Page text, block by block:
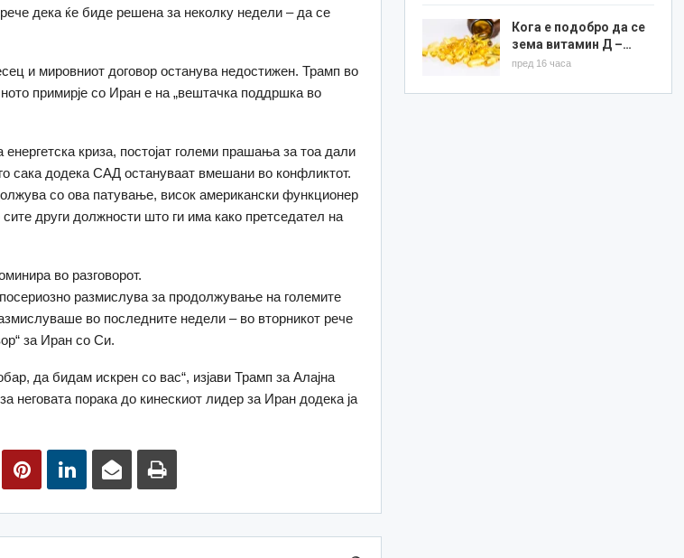
рече дека ќе биде решена за неколку недели – да се
и мировниот договор останува недостижен. Трамп во
примирје со Иран е на „вештачка поддршка во
криза, постојат големи прашања за тоа дали
сака додека САД остануваат вмешани во конфликтот.
со ова патување, висок американски функционер
други должности што ги има како претседател на
во разговорот.
размислува за продолжување на големите
во последните недели – во вторникот рече
за Иран со Си.
да бидам искрен со вас“, изјави Трамп за Алајна
неговата порака до кинескиот лидер за Иран додека ја
Кога е подобро да се
зема витамин Д –…
пред 16 часа